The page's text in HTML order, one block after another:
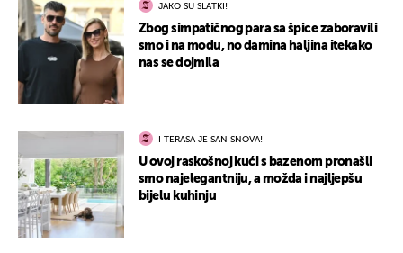
JAKO SU SLATKI!
Zbog simpatičnog para sa špice zaboravili
smo i na modu, no damina haljina itekako
nas se dojmila
I TERASA JE SAN SNOVA!
U ovoj raskošnoj kući s bazenom pronašli
smo najelegantniju, a možda i najljepšu
bijelu kuhinju